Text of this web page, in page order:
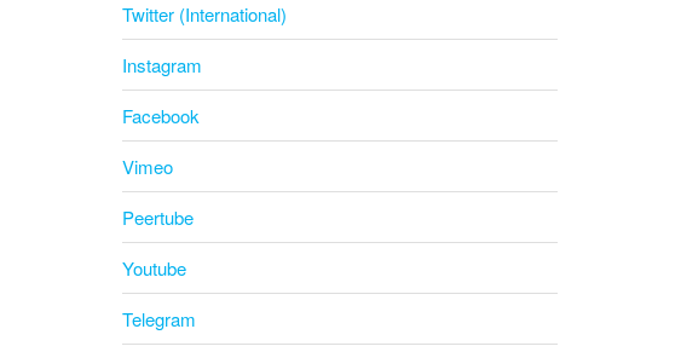
Twitter (International)
Instagram
Facebook
Vimeo
Peertube
Youtube
Telegram